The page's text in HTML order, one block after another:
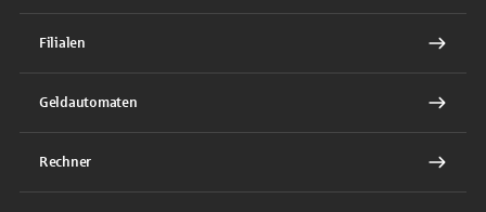
Filialen
Geldautomaten
Rechner